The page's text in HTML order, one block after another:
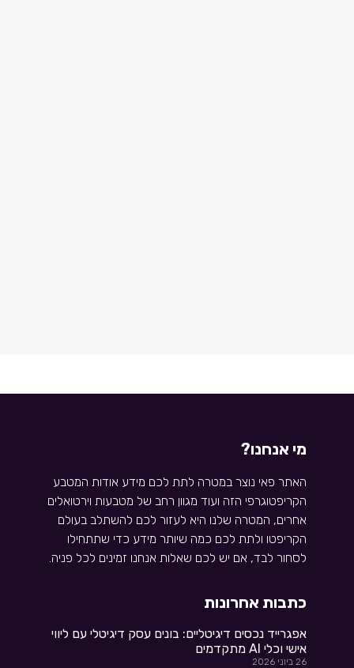
מי אנחנו?
האתר פאי נוצר במטרה לתת לכם מידע אודות המטבע
הקריפטוגרפי הזה ועוד מגוון רחב של מטבעות וירטואלים
אחרים, המטרה שלנו היא לעזור לכם להשתלב בעולם
הקריפטו ולתת לכם כמה שיותר מידע כדי שתתחילו
לסחור לבד, אם יש לכם שאלות אנחנו זמינים לכל פניה.
כתבות אחרונות
אפגרייד נכסים דיגיטליים: בונים עסק דיגיטלי עם ליווי
אישי וכלי AI מתקדמים
26 ביוני 2026